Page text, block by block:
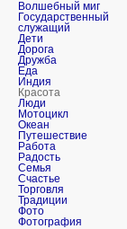
Волшебный миг
Государственный
служащий
Дети
Дорога
Дружба
Еда
Индия
Красота
Люди
Мотоцикл
Океан
Путешествие
Работа
Радость
Семья
Счастье
Торговля
Традиции
Фото
Фотография